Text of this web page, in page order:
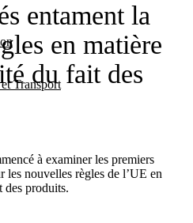
Transport
entament la
en matière
du fait des
à examiner les premiers
les nouvelles règles de l’UE en
des produits.